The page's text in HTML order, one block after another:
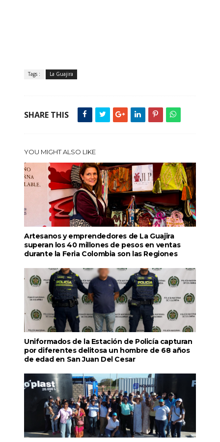
Tags : La Guajira
SHARE THIS
YOU MIGHT ALSO LIKE
Artesanos y emprendedores de La Guajira
superan los 40 millones de pesos en ventas
durante la Feria Colombia son las Regiones
Uniformados de la Estación de Policía capturan
por diferentes delitosa un hombre de 68 años
de edad en San Juan Del Cesar